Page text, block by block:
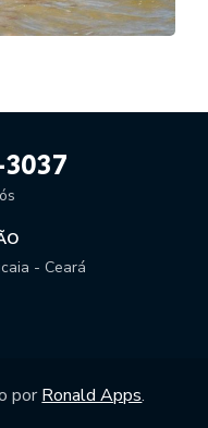
- Ceará
porRonald Apps.